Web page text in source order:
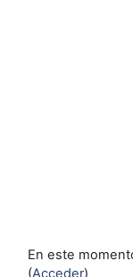
En este
(Acceder)